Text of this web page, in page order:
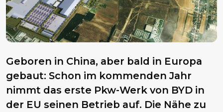
Geboren in China, aber bald in Europa
gebaut: Schon im kommenden Jahr
nimmt das erste Pkw-Werk von BYD in
der EU seinen Betrieb auf. Die Nähe zu